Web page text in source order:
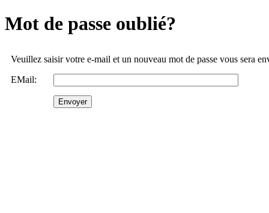
Mot de passe oublié?
Veuillez saisir votre e-mail et un nouveau mot de passe vous sera
EMail: